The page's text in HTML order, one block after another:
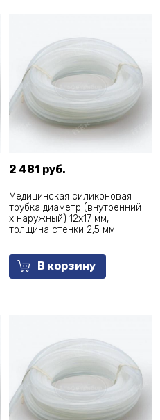
2 481 руб.
Медицинская силиконовая
трубка диаметр (внутренний
х наружный) 12х17 мм,
толщина стенки 2,5 мм
В корзину